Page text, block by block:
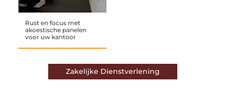
Rust en focus met
akoestische panelen
voor uw kantoor
Zakelijke Dienstverlening